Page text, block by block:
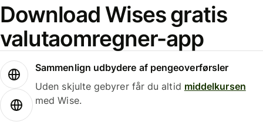
Download Wises gratis
valutaomregner-app
Sammenlign udbydere af pengeoverførsler
Uden skjulte gebyrer får du altid middelkursen
med Wise.